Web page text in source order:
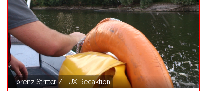
Lorenz Stritter / LUX Redaktion